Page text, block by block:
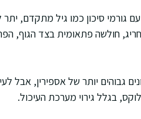
גורמי סיכון כמו גיל מתקדם,
חולשה פתאומית בצד הגוף,
גבוהים יותר של אספירין, אבל
בגלל גירוי מערכת העיכול.